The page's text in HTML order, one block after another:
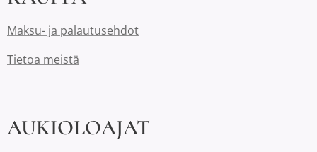
Maksu- ja palautusehdot
Tietoa meistä
AUKIOLOAJAT